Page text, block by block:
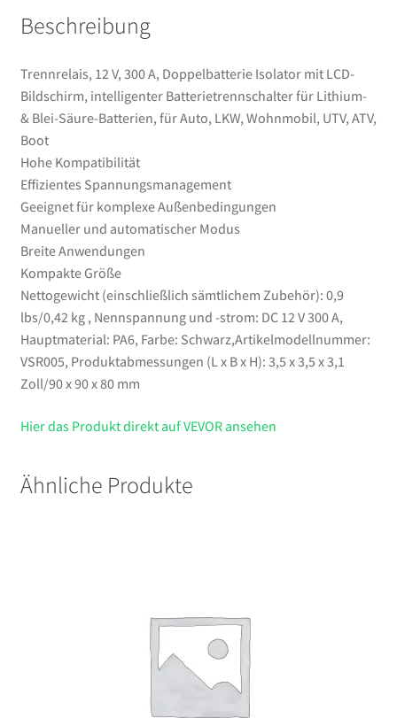
für
LKW,
Wohnmobil,
UTV,
ATV,
Boot
Menge
Beschreibung
Trennrelais, 12 V, 300 A, Doppelbatterie Isolator mit LCD-
Bildschirm, intelligenter Batterietrennschalter für Lithium-
& Blei-Säure-Batterien, für Auto, LKW, Wohnmobil, UTV, ATV,
Boot
Hohe Kompatibilität
Effizientes Spannungsmanagement
Geeignet für komplexe Außenbedingungen
Manueller und automatischer Modus
Breite Anwendungen
Kompakte Größe
Nettogewicht (einschließlich sämtlichem Zubehör): 0,9
lbs/0,42 kg , Nennspannung und -strom: DC 12 V 300 A,
Hauptmaterial: PA6, Farbe: Schwarz,Artikelmodellnummer:
VSR005, Produktabmessungen (L x B x H): 3,5 x 3,5 x 3,1
Zoll/90 x 90 x 80 mm
Hier das Produkt direkt auf VEVOR ansehen
Ähnliche Produkte